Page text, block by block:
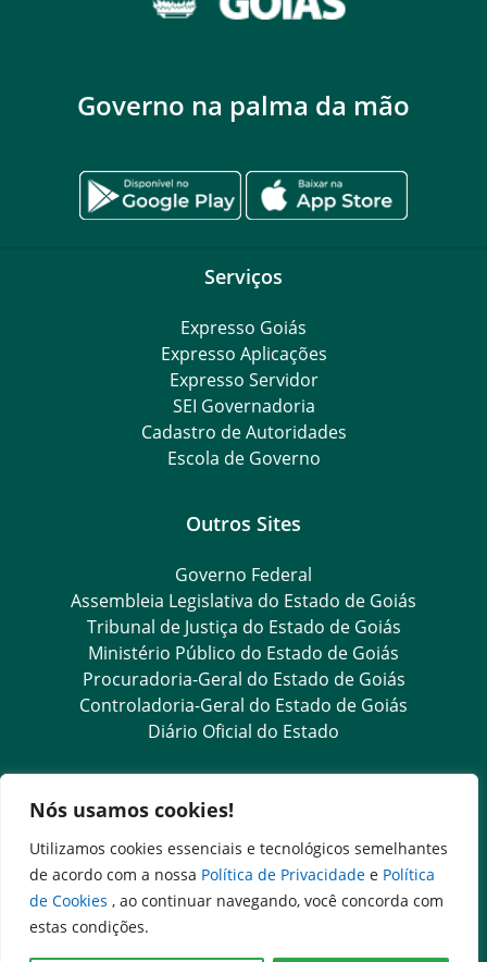
Nós usamos cookies!
Utilizamos cookies essenciais e tecnológicos semelhantes
de acordo com a nossa Política de Privacidade e Política
de Cookies , ao continuar navegando, você concorda com
estas condições.
Governo na palma da mão
Serviços
Expresso Goiás
Expresso Aplicações
Expresso Servidor
SEI Governadoria
Cadastro de Autoridades
Escola de Governo
Outros Sites
Governo Federal
Assembleia Legislativa do Estado de Goiás
Tribunal de Justiça do Estado de Goiás
Ministério Público do Estado de Goiás
Procuradoria-Geral do Estado de Goiás
Controladoria-Geral do Estado de Goiás
Diário Oficial do Estado
Transparência e Ouvidoria
LGPD
Goiás Transparência
Dados Abertos Goiás
e-SIC – Serviço Eletrônico de Informação ao Cidadão
SIC – Serviço de Informação ao Cidadão